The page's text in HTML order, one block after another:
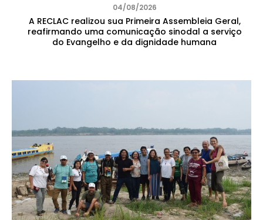
04/08/2026
A RECLAC realizou sua Primeira Assembleia Geral,
reafirmando uma comunicação sinodal a serviço
do Evangelho e da dignidade humana